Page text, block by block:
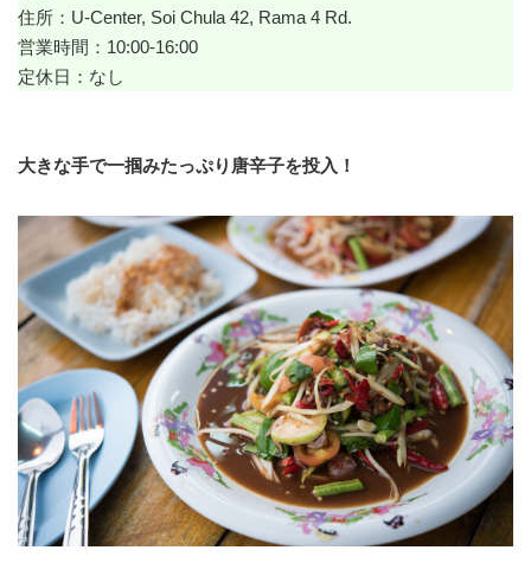
住所：U-Center, Soi Chula 42, Rama 4 Rd.
営業時間：10:00-16:00
定休日：なし
大きな手で一掴みたっぷり唐辛子を投入！